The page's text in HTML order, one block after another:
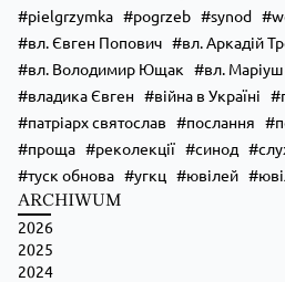
pielgrzymka
pogrzeb synod
вл. Євген Попович
вл. Аркадій
вл. Володимир Ющак
вл.
владика Євген
війна в Україні
патріарх святослав
послання
проща
реколекції синод
туск обнова
угкц ювілей
ARCHIWUM
2026
2025
2024